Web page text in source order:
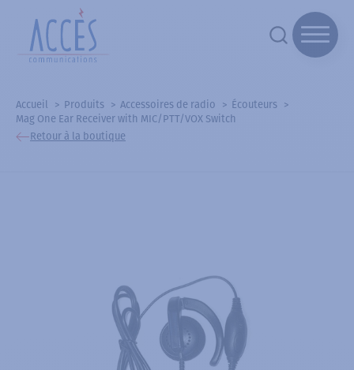
Accueil Produits Accessoires de radio
Écouteurs
Mag One Ear Receiver with MIC/PTT/VOX Switch
Retour à la boutique